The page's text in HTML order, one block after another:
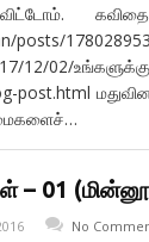
posts/
12/02/
post.html
01
No